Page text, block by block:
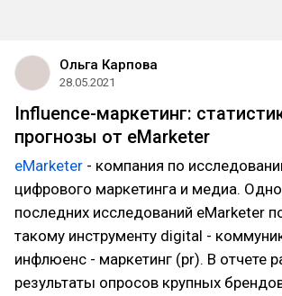
Ольга Карпова
28.05.2021
Influence-маркетинг:
прогнозы от eMarketer
eMarketer - компания по
цифрового маркетинга и медиа.
последних исследований eMarketer
такому инструменту digital -
инфлюенс - маркетинг (pr). В отчете
результаты опросов крупных